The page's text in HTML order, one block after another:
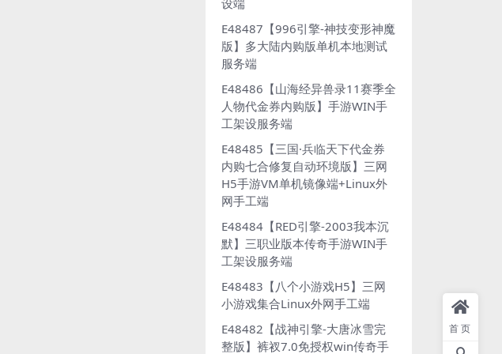
设端
E48487【996引擎-神技变形神魔
版】多大陆内购版单机本地测试
服务端
E48486【山海经异兽录11赛季全
人物代金券内购版】手游WIN手
工架设服务端
E48485【三国·兵临天下代金券
内购七合修复自动环境版】三网
H5手游VM单机镜像端+Linux外
网手工端
E48484【RED引擎-2003我本沉
默】三职业版本传奇手游WIN手
工架设服务端
E48483【八个小游戏H5】三网
小游戏集合Linux外网手工端
E48482【战神引擎-大唐冰雪完
整版】裤衩7.0免授权win传奇手
首页